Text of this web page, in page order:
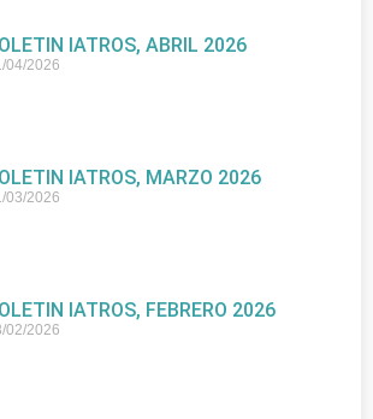
IATROS, ABRIL 2026
04/2026
IATROS, MARZO 2026
03/2026
IATROS, FEBRERO 2026
02/2026